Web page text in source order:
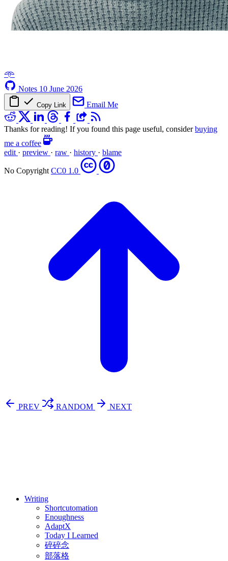
𖥸
Notes 10 June 2026
Copy Link Email Me
Thanks for reading! If you found this page useful, considerbuying
me a coffee
edit · preview · raw · history · blame
No Copyright CC0 1.0
PREV RANDOM
NEXT
Writing
Shortcutomation
Enoughness
AdaptX
Today I Learned
碎碎念
部落格